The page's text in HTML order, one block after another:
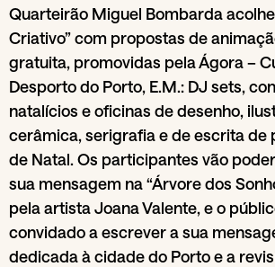
Quarteirão Miguel Bombarda acolhe
Criativo” com propostas de
gratuita, promovidas pela Ágora –
Desporto do Porto, E.M.: DJ sets,
natalícios e oficinas de desenho,
cerâmica, serigrafia e de escrita de
de Natal. Os participantes vão
sua mensagem na “Árvore dos
pela artista Joana Valente, e o
convidado a escrever a sua
dedicada à cidade do Porto e a